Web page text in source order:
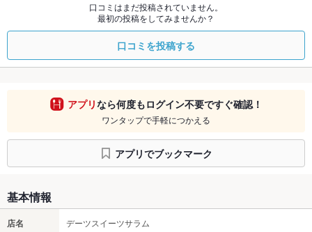
口コミはまだ投稿されていません。
最初の投稿をしてみませんか？
口コミを投稿する
アプリなら何度もログイン不要ですぐ確認！
ワンタップで手軽につかえる
アプリでブックマーク
基本情報
店名 デーツスイーツサラム